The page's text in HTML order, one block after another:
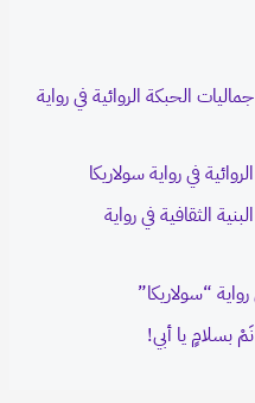
جماليات الحبكة الروائية في رواية
في رواية سولاريكا
البنية الثقافية في رواية
رواية “سولاريكا”
نَمْ بسلامٍ يا أبي!